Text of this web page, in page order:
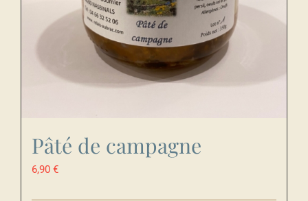
Pâté de campagne
6,90 €